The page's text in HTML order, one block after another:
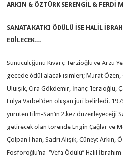
ARKIN & ÖZTÜRK SERENGİL & FERDİ
SANATA KATKI ÖDÜLÜ İSE HALİL
EDİLECEK…
Sunuculuğunu Kıvanç Terzioğlu ve Arzu
gecede ödül alacak isimleri; Murat Özen,
Uluışık, Çira Gökdemir, İnanç Terzioğlu,
Fulya Varbel’den oluşan jüri belirledi.
yürüten Film-San’ın 2.kez düzenleyeceği
getirecek olan törende Engin Çağlar ve
Çolpan İlhan, Sadri Alışık, Cüneyt Arkın,
Fosforoğlu’na ‘’Vefa Ödülü’’ Halil İbrahim